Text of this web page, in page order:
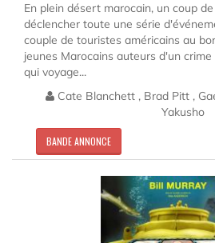
En plein désert marocain, un coup
déclencher toute une série
couple de touristes américains au
jeunes Marocains auteurs d'un
qui voyage...
Cate Blanchett , Brad Pitt ,
Yakusho
BANDE ANNONCE